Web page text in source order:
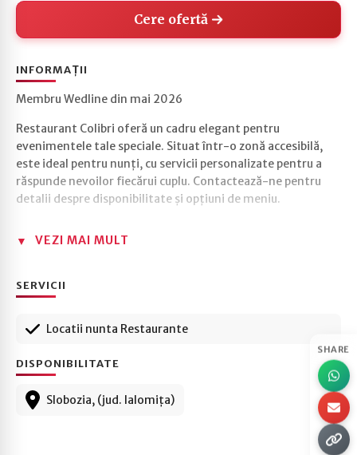
SHARE
Cere ofertă
INFORMAȚII
Membru Wedline din mai 2026
Restaurant Colibri oferă un cadru elegant pentru
evenimentele tale speciale. Situat într-o zonă accesibilă,
este ideal pentru nunți, cu servicii personalizate pentru a
răspunde nevoilor fiecărui cuplu. Contactează-ne pentru
detalii despre disponibilitate și opțiuni de meniu.
VEZI MAI MULT
SERVICII
Locatii nunta Restaurante
DISPONIBILITATE
Slobozia, (jud. Ialomița)